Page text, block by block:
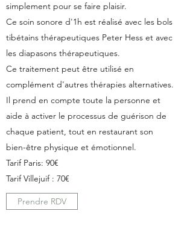
simplement pour se faire plaisir.
Ce soin sonore d'1h est réalisé avec les bols
tibétains thérapeutiques Peter Hess et avec
les diapasons thérapeutiques.
Ce traitement peut être utilisé en
complément d'autres thérapies alternatives.
Il prend en compte toute la personne et
aide à activer le processus de guérison de
chaque patient, tout en restaurant son
bien-être physique et émotionnel.
Tarif Paris: 90€
Tarif Villejuif : 70€
Prendre RDV